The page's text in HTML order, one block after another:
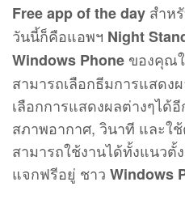
Free app of the day สำห
วันนี้ก็คือแอพฯ Night
Windows Phone ของคุณ
สามารถเลือกธีมการแสดง
เลือกการแสดงผลต่างๆได้
สภาพอากาศ, วินาที และใ
สามารถใช้งานได้ทั้งแนว
แจกฟรีอยู่ ชาว Windows